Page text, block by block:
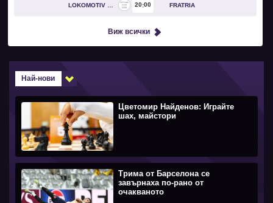
LOKOMOTIV GO 20 00 FRATRIA
Виж всички
Най-нови
Цветомир Найденов: Играйте
шах, майстори
Трима от Барселона се
завърнаха по-рано от
очакваното